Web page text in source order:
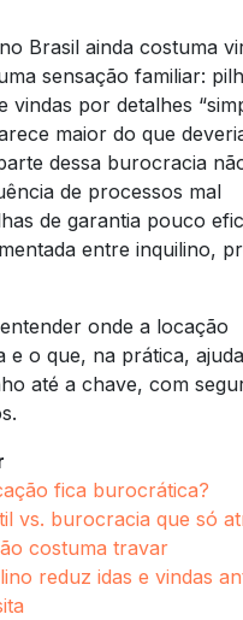
Brasil ainda costuma
sensação familiar:
vindas por detalhes
maior do que
dessa burocracia
de processos mal
de garantia pouco
entre inquilino,
onde a locação
e o que, na prática,
até a chave, com
fica burocrática?
vs. burocracia que só
costuma travar
reduz idas e vindas